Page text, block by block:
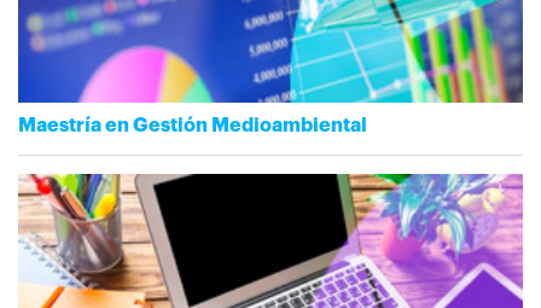
Maestría en Gestión Medioambiental